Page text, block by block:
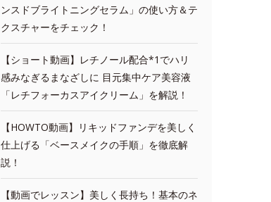
ンスドブライトニングセラム」の使い方＆テ
クスチャーをチェック！
【ショート動画】レチノール配合*1でハリ
感みなぎるまなざしに 目元集中ケア美容液
「レチフォーカスアイクリーム」を解説！
【HOWTO動画】リキッドファンデを美しく
仕上げる「ベースメイクの手順」を徹底解
説！
【動画でレッスン】美しく長持ち！基本のネ